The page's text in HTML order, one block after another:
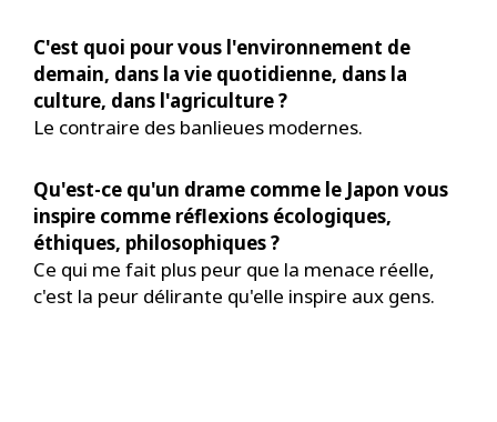
C'est quoi pour vous l'environnement de
demain, dans la vie quotidienne, dans la
culture, dans l'agriculture ?
Le contraire des banlieues modernes.
Qu'est-ce qu'un drame comme le Japon vous
inspire comme réflexions écologiques,
éthiques, philosophiques ?
Ce qui me fait plus peur que la menace réelle,
c'est la peur délirante qu'elle inspire aux gens.